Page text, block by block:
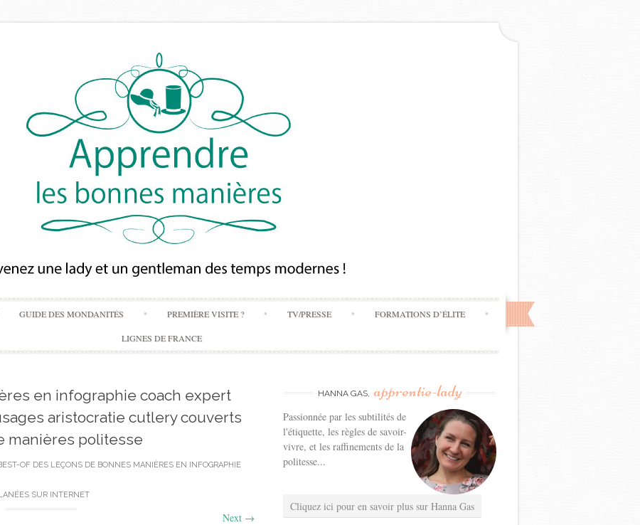
Skip
to
content
GUIDE DES MONDANITÉS PREMIÈRE VISITE ? TV/PRESSE FORMATIONS D’ÉLITE
LIGNES DE FRANCE
en infographie coach expert
aristocratie cutlery couverts
manières politesse
OF DES LEÇONS DE BONNES MANIÈRES EN INFOGRAPHIE
SUR INTERNET
Next →
HANNA GAS, apprentie-lady
Passionnée par les subtilités de
l'étiquette, les règles de savoir-
vivre, et les raffinements de la
politesse...
Cliquez ici pour en savoir plus sur Hanna Gas